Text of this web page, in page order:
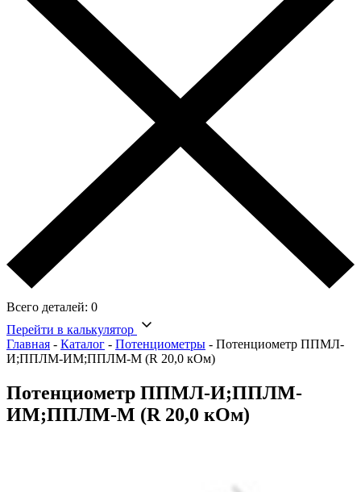
Всего деталей: 0
Перейти в калькулятор
Главная - Каталог - Потенциометры - Потенциометр ППМЛ-
И;ППЛМ-ИМ;ППЛМ-М (R 20,0 кОм)
Потенциометр ППМЛ-И;ППЛМ-
ИМ;ППЛМ-М (R 20,0 кОм)